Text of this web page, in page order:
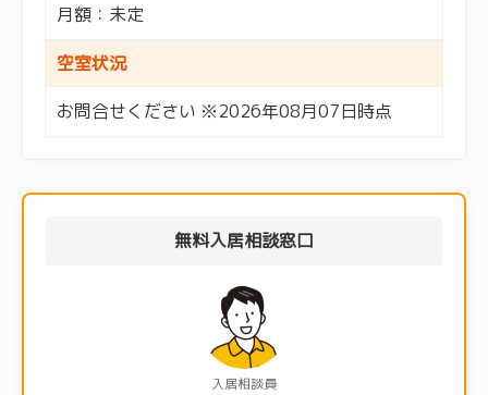
月額：未定
空室状況
お問合せください ※2026年08月07日時点
無料入居相談窓口
入居相談員